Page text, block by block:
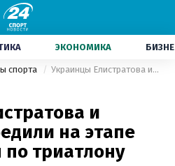
ЭКОНОМИКА
спорта Украинцы Елистратова и Воронцов победили на этапе Кубка Европы по триатлону
и
на этапе
триатлону